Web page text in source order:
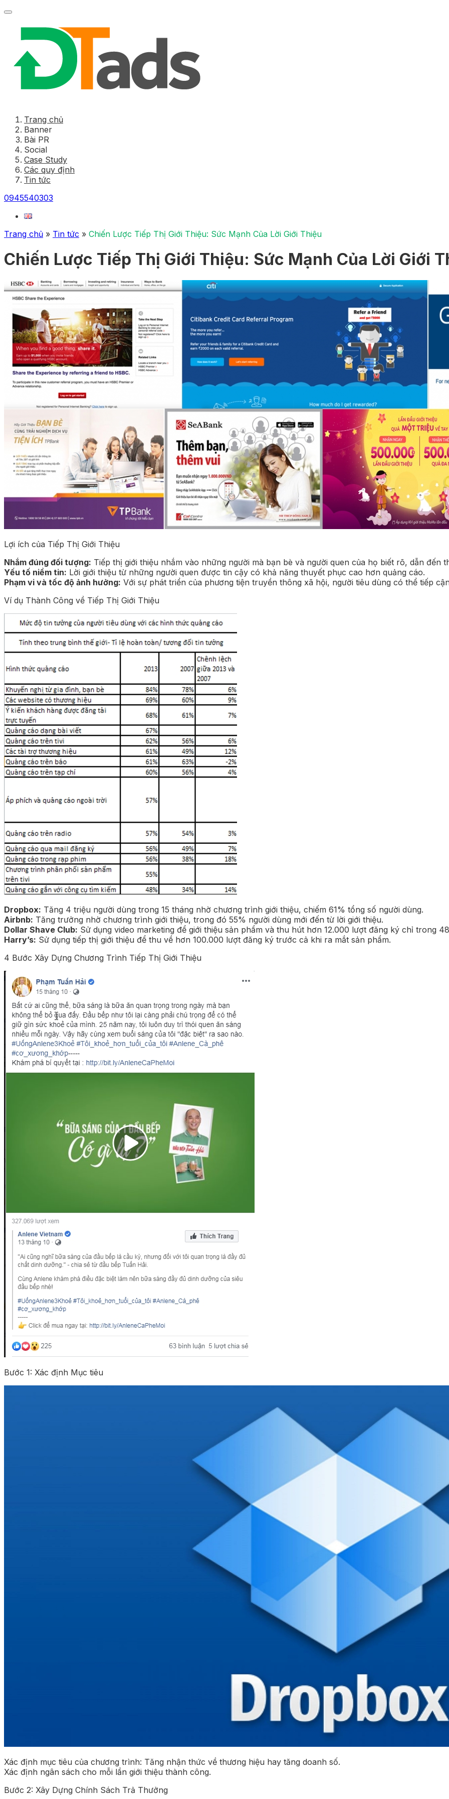
Trang chủ
Banner
Bài PR
Social
Case Study
Các quy định
Tin tức
0945540303
Trang chủ » Tin tức » Chiến Lược Tiếp Thị Giới Thiệu: Sức Mạnh Của Lời Giới Thiệu
Chiến Lược Tiếp Thị Giới Thiệu: Sức Mạnh Của Lời Giới
Lợi ích của Tiếp Thị Giới Thiệu
Nhắm đúng đối tượng: Tiếp thị giới thiệu nhắm vào những người mà bạn bè và người quen của họ biết rõ, dẫn đến
Yếu tố niềm tin: Lời giới thiệu từ những người quen được tin cậy có khả năng thuyết phục cao hơn quảng cáo.
Phạm vi và tốc độ ảnh hưởng: Với sự phát triển của phương tiện truyền thông xã hội, người tiêu dùng có thể tiếp
Ví dụ Thành Công về Tiếp Thị Giới Thiệu
Dropbox: Tăng 4 triệu người dùng trong 15 tháng nhờ chương trình giới thiệu, chiếm 61% tổng số người dùng.
Airbnb: Tăng trưởng nhờ chương trình giới thiệu, trong đó 55% người dùng mới đến từ lời giới thiệu.
Dollar Shave Club: Sử dụng video marketing để giới thiệu sản phẩm và thu hút hơn 12.000 lượt đăng ký chỉ trong
Harry’s: Sử dụng tiếp thị giới thiệu để thu về hơn 100.000 lượt đăng ký trước cả khi ra mắt sản phẩm.
4 Bước Xây Dựng Chương Trình Tiếp Thị Giới Thiệu
Bước 1: Xác định Mục tiêu
Xác định mục tiêu của chương trình: Tăng nhận thức về thương hiệu hay tăng doanh số.
Xác định ngân sách cho mỗi lần giới thiệu thành công.
Bước 2: Xây Dựng Chính Sách Trả Thưởng